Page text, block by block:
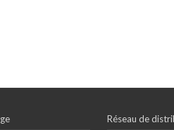
Réseau de